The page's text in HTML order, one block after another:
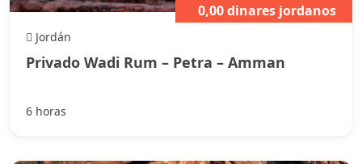
Jordán
Privado Wadi Rum – Petra – Amman
0,00 dinares jordanos
6 horas